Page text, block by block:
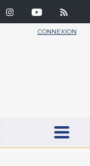
CONNEXION